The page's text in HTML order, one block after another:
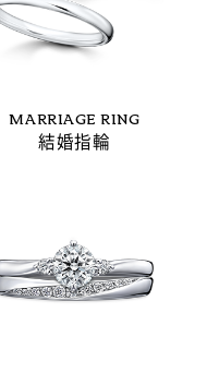
MARRIAGE RING
結婚指輪